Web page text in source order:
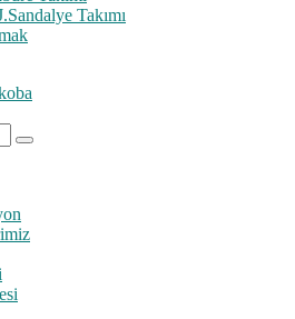
Takımı